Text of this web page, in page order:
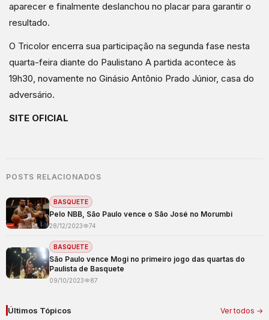
aparecer e finalmente deslanchou no placar para garantir o
resultado.
O Tricolor encerra sua participação na segunda fase nesta
quarta-feira diante do Paulistano A partida acontece às
19h30, novamente no Ginásio Antônio Prado Júnior, casa do
adversário.
SITE OFICIAL
POSTS RELACIONADOS
BASQUETE
Pelo NBB, São Paulo vence o São José no Morumbi
28/12/2023 74
BASQUETE
São Paulo vence Mogi no primeiro jogo das quartas do
Paulista de Basquete
09/10/2023 87
Últimos Tópicos Ver todos →